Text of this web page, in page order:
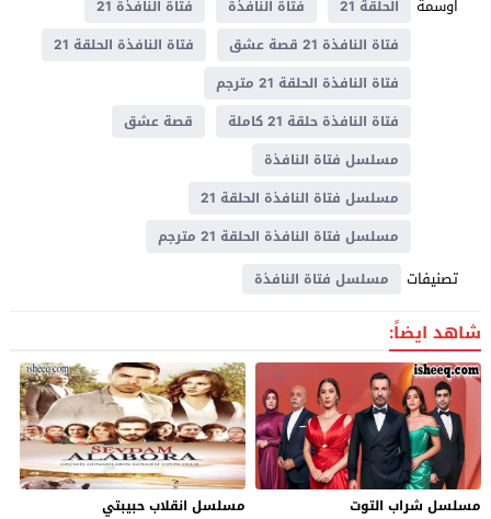
اوسمة
الحلقة 21 فتاة النافذة
فتاة النافذة 21
فتاة النافذة 21 قصة عشق
فتاة النافذة الحلقة 21
فتاة النافذة الحلقة 21 مترجم
فتاة النافذة حلقة 21 كاملة
قصة عشق
مسلسل فتاة النافذة
مسلسل فتاة النافذة الحلقة 21
مسلسل فتاة النافذة الحلقة 21 مترجم
تصنيفات مسلسل فتاة النافذة
شاهد ايضاً:
مسلسل شراب التوت مسلسل انقلاب حبيبتي